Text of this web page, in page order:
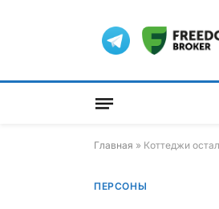
Главная » Коттеджи
ПЕРСОНЫ